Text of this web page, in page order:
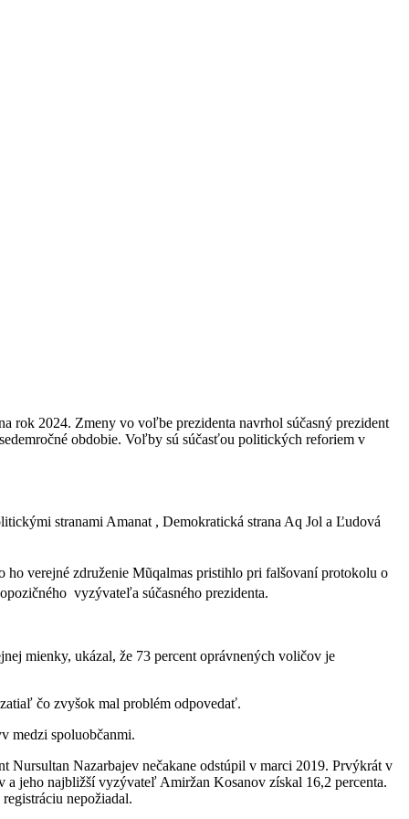
rok 2024. Zmeny vo voľbe prezidenta navrhol súčasný prezident
obdobie. Voľby sú súčasťou politických reforiem v
stranami Amanat , Demokratická strana Aq Jol a Ľudová
verejné združenie Mũqalmas pristihlo pri falšovaní protokolu o
vyzývateľa súčasného prezidenta.
mienky, ukázal, že 73 percent oprávnených voličov je
čo zvyšok mal problém odpovedať.
medzi spoluobčanmi.
Nursultan Nazarbajev nečakane odstúpil v marci 2019. Prvýkrát v
a jeho najbližší vyzývateľ Amiržan Kosanov získal 16,2 percenta.
nepožiadal.